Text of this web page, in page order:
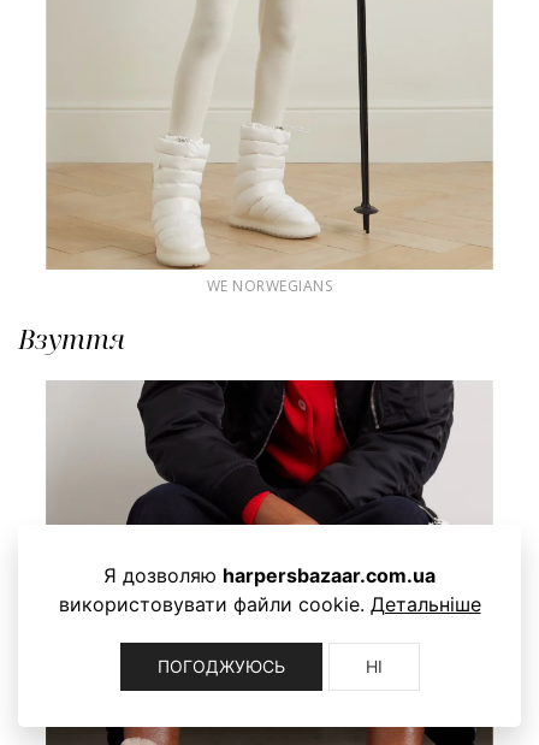
WE NORWEGIANS
Взуття
Я дозволяю harpersbazaar.com.ua
використовувати файли cookie. Детальніше
ПОГОДЖУЮСЬ НІ